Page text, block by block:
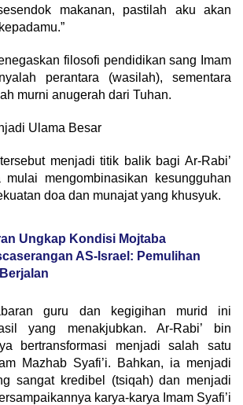
makanan, pastilah aku akan
filosofi pendidikan sang Imam
perantara (wasilah), sementara
murni anugerah dari Tuhan.
Ulama Besar
menjadi titik balik bagi Ar-Rabi’
mengombinasikan kesungguhan
doa dan munajat yang khusyuk.
Ungkap Kondisi Mojtaba
AS-Israel: Pemulihan
guru dan kegigihan murid ini
yang menakjubkan. Ar-Rabi’ bin
bertransformasi menjadi salah satu
Mazhab Syafi’i. Bahkan, ia menjadi
sangat kredibel (tsiqah) dan menjadi
karya-karya Imam Syafi’i